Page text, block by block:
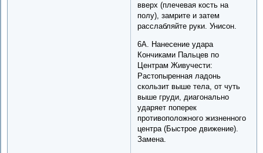
вверх (плечевая кость на
полу), замрите и затем
расслабляйте руки. Унисон.
6A. Нанесение удара
Кончиками Пальцев по
Центрам Живучести:
Растопыренная ладонь
скользит выше тела, от чуть
выше груди, диагонально
ударяет поперек
противоположного жизненного
центра (Быстрое движение).
Замена.